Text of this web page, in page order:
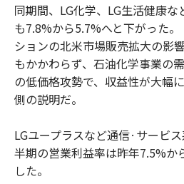
同期間、LG化学、LG生活健康
も7.8%から5.7%へと下がった
ションの北米市場販売拡大の影
もかかわらず、石油化学事業の
の低価格攻勢で、収益性が大幅
側の説明だ。
LGユープラスなど通信·サービ
半期の営業利益率は昨年7.5%か
した。